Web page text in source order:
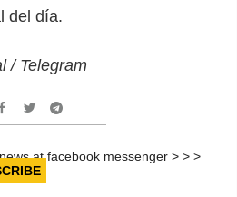
del día.
/ Telegram
at facebook messenger > > >